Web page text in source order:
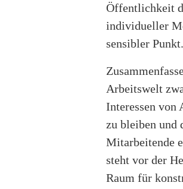
Öffentlichkeit
individueller
sensibler Punkt.
Arbeitswelt
Interessen von
zu bleiben und
Mitarbeitende
steht vor der
Raum für